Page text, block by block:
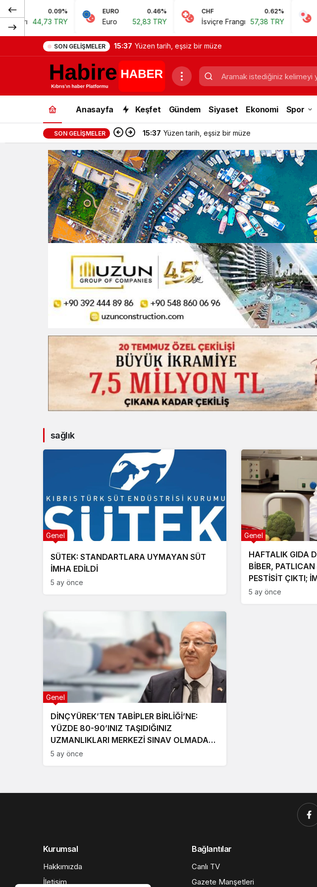
0.09%
44,73 TRY
EURO 0.46%
Euro 52,83 TRY
CHF
İsviçre Frangı 57,38 TRY Japon
SON GELIŞMELER 15:37 Yüzen tarih, eşsiz bir müze
Anasayfa Keşfet Gündem Siyaset Ekonomi Spor
SON GELIŞMELER 15:37 Yüzen tarih, eşsiz bir müze
sağlık
SÜTEK: STANDARTLARA UYMAYAN SÜT
İMHA EDİLDİ
Genel
5 ay önce
HAFTALIK GIDA
BİBER,
PESTİSİT ÇIKTI;
Genel
5 ay önce
DİNÇYÜREK’TEN TABİPLER BİRLİĞİ’NE:
YÜZDE 80-90’INIZ TAŞIDIĞINIZ
UZMANLIKLARI MERKEZİ SINAV OLMADAN
ALDI
Genel
5 ay önce
Kurumsal
Hakkımızda
İletişim
Bağlantılar
Canlı TV
Gazete Manşetleri